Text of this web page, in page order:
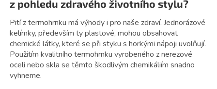
z pohledu zdravého životního stylu?
Pití z termohrnku má výhody i pro naše zdraví. Jednorázové
kelímky, především ty plastové, mohou obsahovat
chemické látky, které se při styku s horkými nápoji uvolňují.
Použitím kvalitního termohrnku vyrobeného z nerezové
oceli nebo skla se těmto škodlivým chemikáliím snadno
vyhneme.